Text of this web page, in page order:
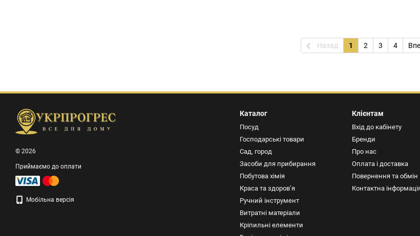
Назад 1 2 3 4
© 2026
Приймаємо до оплати
Мобільна версія
Каталог
Посуд
Господарські товари
Сад, город
Засоби для прибирання
Побутова хімія
Краса та здоров’я
Ручний інструмент
Витратні матеріали
Кріпильні елементи
Клієнтам
Вхід до кабінету
Бренди
Про нас
Оплата і доставка
Повернення та обмін
Контактна